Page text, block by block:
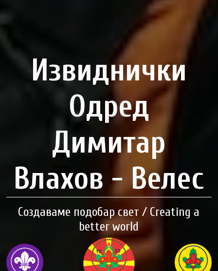
Извиднички
Одред
Димитар
Влахов - Велес
Создаваме подобар свет / Creating a
better world